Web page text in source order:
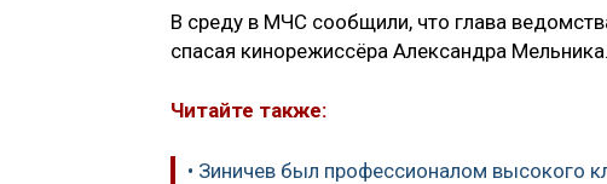
В среду в МЧС сообщили, что глава
спасая кинорежиссёра Александра
Читайте также:
• Зиничев был профессионалом высокого